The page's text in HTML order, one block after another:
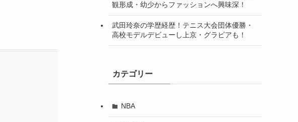
観形成・幼少からファッションへ興味深！
武田玲奈の学歴経歴！テニス大会団体優勝・
高校モデルデビューし上京・グラビアも！
カテゴリー
NBA